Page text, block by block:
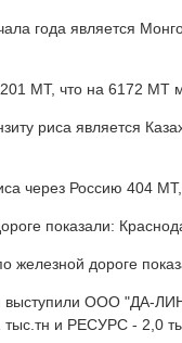
года является
МТ, что на 6172
риса является
через Россию 404
показали:
дороге
выступили ООО "ДА-
и РЕСУРС - 2,0